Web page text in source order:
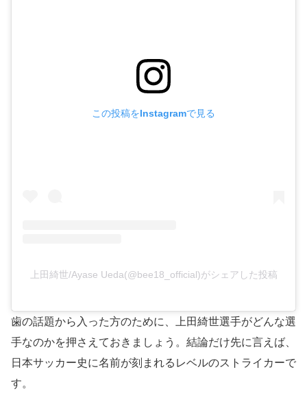
この投稿をInstagramで見る
上田綺世/Ayase Ueda(@bee18_official)がシェアした投稿
歯の話題から入った方のために、上田綺世選手がどんな選
手なのかを押さえておきましょう。結論だけ先に言えば、
日本サッカー史に名前が刻まれるレベルのストライカーで
す。